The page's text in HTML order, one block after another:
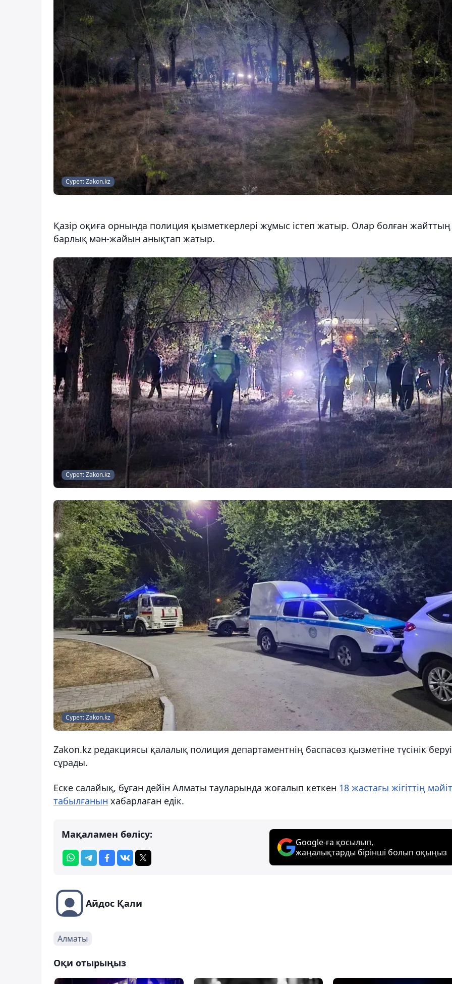
Сурет: Zakon.kz
Қазір оқиға орнында полиция қызметкерлері жұмыс істеп жатыр. Олар болған жайттың
барлық мән-жайын анықтап жатыр.
Сурет: Zakon.kz
Сурет: Zakon.kz
Zakon.kz редакциясы қалалық полиция департаментнің баспасөз қызметіне түсінік
сұрады.
Еске салайық, бұған дейін Алматы тауларында жоғалып кеткен 18 жастағы жігіттің
табылғанын хабарлаған едік.
Мақаламен бөлісу:
Google-ға қосылып,
жаңалықтарды бірінші болып оқыңыз
Айдос Қали
Алматы
Оқи отырыңыз